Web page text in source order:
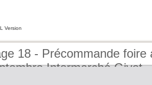
Version
18 - Précommande foire
Intermarché Givet